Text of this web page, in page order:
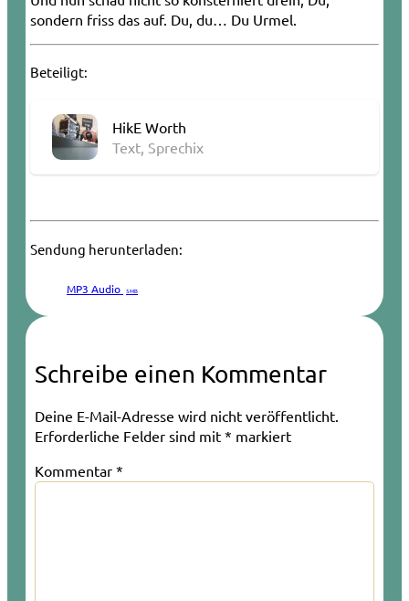
sondern friss das auf. Du, du… Du Urmel.
Beteiligt:
HikE Worth
Text, Sprechix
Sendung herunterladen:
MP3 Audio 5 MB
Schreibe einen Kommentar
Deine E-Mail-Adresse wird nicht veröffentlicht.
Erforderliche Felder sind mit * markiert
Kommentar *